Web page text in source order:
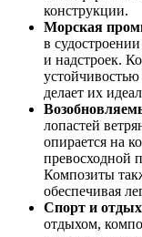
конструкции.
Морская
в
и надстроек.
устойчивостью
делает их
лопастей
опирается на
превосходной
Композиты
обеспечивая
Спорт и
отдыхом,